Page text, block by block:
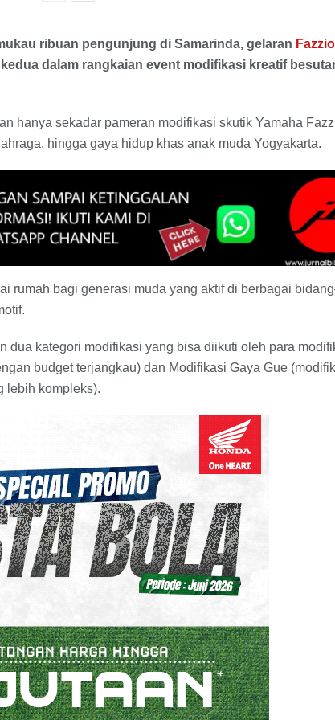
ribuan pengunjung di Samarinda, gelaran Fazzio
dalam rangkaian event modifikasi kreatif
hanya sekadar pameran modifikasi skutik Yamaha
hingga gaya hidup khas anak muda Yogyakarta.
rumah bagi generasi muda yang aktif di berbagai
dua kategori modifikasi yang bisa diikuti oleh para
budget terjangkau) dan Modifikasi Gaya Gue
lebih kompleks).